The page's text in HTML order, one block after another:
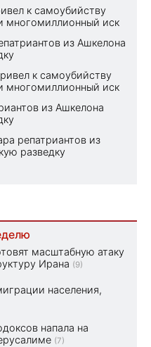
к самоубийству
многомиллионный иск
из Ашкелона
к самоубийству
многомиллионный иск
из Ашкелона
репатриантов из
разведку
масштабную атаку
Ирана (9)
населения,
напала на
(7)